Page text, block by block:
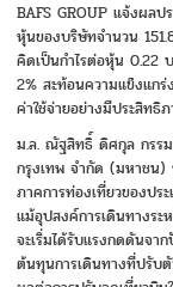
BAFS GROUP แจ้งผล
หุ้นของบริษัทจำนวน
คิดเป็นกำไรต่อหุ้น 0.22
2% สะท้อนความแข็งแกร่
ค่าใช้จ่ายอย่างมีประสิท
ม.ล. ณัฐสิทธิ์ ดิศกุล กรรม
กรุงเทพ จำกัด (มหาชน)
ภาคการท่องเที่ยวของป
แม้อุปสงค์การเดินทางระ
จะเริ่มได้รับแรงกดดันจา
ต้นทุนการเดินทางที่ปรับ